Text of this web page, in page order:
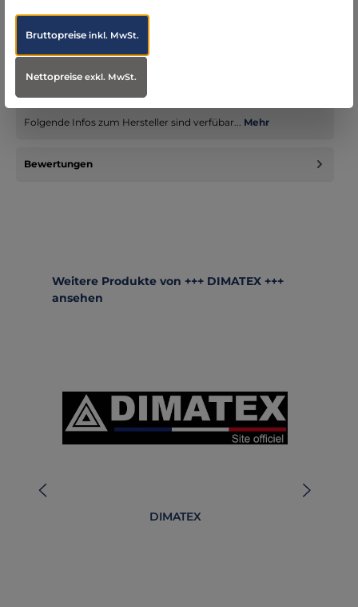
Notfallrucksäcke vom französischen Premiumhersteller
es bisher so…Mehr
Infos zum Hersteller
Folgende Infos zum Hersteller sind verfübar... Mehr
Bewertungen
Produktgalerie überspringen
Weitere Produkte von +++ DIMATEX +++
ansehen
DIMATEX
Bruttopreiseinkl. MwSt.
Nettopreiseexkl. MwSt.